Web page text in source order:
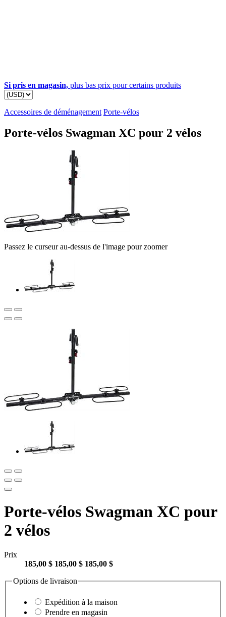
Si pris en magasin, plus bas prix pour certains produits
Accessoires de déménagement Porte-vélos
Porte-vélos Swagman XC pour 2 vélos
Passez le curseur au-dessus de l'image pour zoomer
Porte-vélos Swagman XC pour
2 vélos
Prix
185,00 $ 185,00 $ 185,00 $
Options de livraison
Expédition à la maison
Prendre en magasin